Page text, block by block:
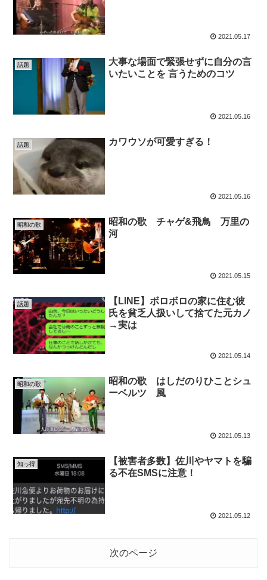
2021.05.17
話題
大事な場面で緊張せずに自分の言
いたいことを 言うためのコツ
2021.05.16
話題 カワウソが可愛すぎる！
2021.05.16
昭和の歌
昭和の歌 チャゲ&飛鳥 万里の
河
2021.05.15
話題
【LINE】ボロボロの家に住む彼
氏を貧乏人扱いして捨てた元カノ
→実は
2021.05.14
昭和の歌
昭和の歌 はしだのりひことシュ
ーベルツ 風
2021.05.13
知っ得
【被害者多数】佐川やヤマトを騙
る不在SMSに注意！
2021.05.12
次のページ